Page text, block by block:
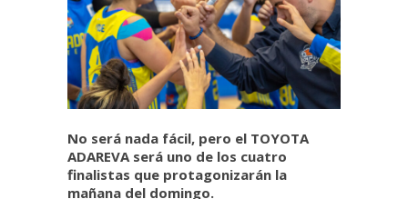
No será nada fácil, pero el TOYOTA
ADAREVA será uno de los cuatro
finalistas que protagonizarán la
mañana del domingo.